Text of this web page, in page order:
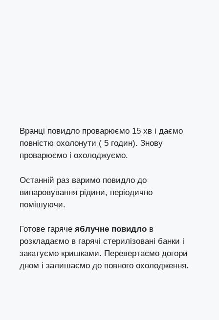
Вранці повидло проварюємо 15 хв і даємо
повністю охолонути ( 5 годин). Знову
проварюємо і охолоджуємо.
Останній раз варимо повидло до
випаровування рідини, періодично
помішуючи.
Готове гаряче яблучне повидло в
розкладаємо в гарячі стерилізовані банки і
закатуємо кришками. Перевертаємо догори
дном і залишаємо до повного охолодження.